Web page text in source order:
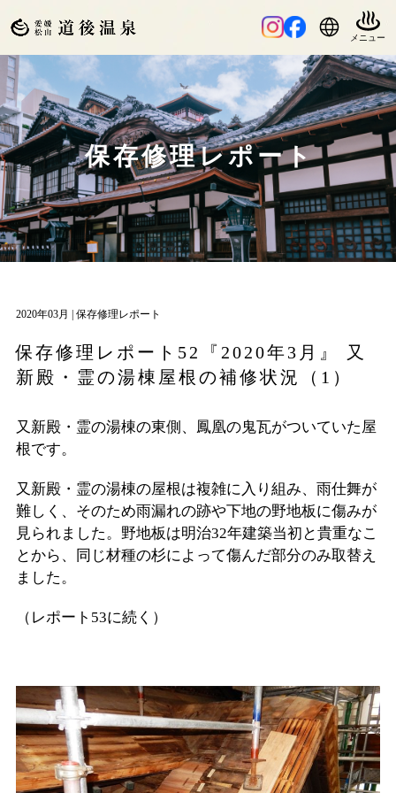
保存修理レポート
2020年03月 | 保存修理レポート
保存修理レポート52『2020年3月』 又
新殿・霊の湯棟屋根の補修状況（1）
又新殿・霊の湯棟の東側、鳳凰の鬼瓦がついていた屋
根です。
又新殿・霊の湯棟の屋根は複雑に入り組み、雨仕舞が
難しく、そのため雨漏れの跡や下地の野地板に傷みが
見られました。野地板は明治32年建築当初と貴重なこ
とから、同じ材種の杉によって傷んだ部分のみ取替え
ました。
（レポート53に続く）